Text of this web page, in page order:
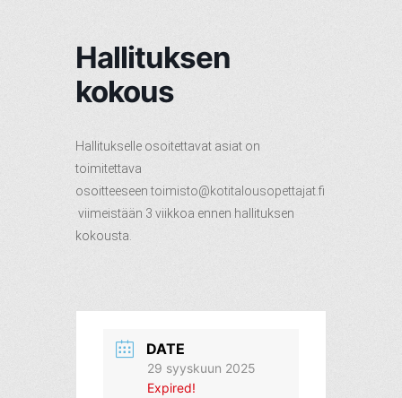
Hallituksen
kokous
Hallitukselle osoitettavat asiat on
toimitettava
osoitteeseentoimisto@kotitalousopettajat.fi
viimeistään 3 viikkoa ennen hallituksen
kokousta.
DATE
29 syyskuun 2025
Expired!